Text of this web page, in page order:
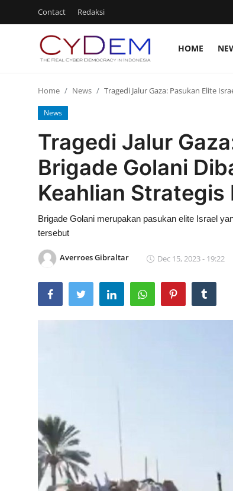
Contact Redaksi
HOME
Login
Register
Contact
Redaksi
Olahraga
Nasional
Home News Tragedi Jalur Gaza: Pasukan Elite
News
Tragedi Jalur
Brigade Golani
Keahlian Strategis
Brigade Golani merupakan pasukan elite Israel
tersebut
Averroes Gibraltar Dec 15, 2023 - 19:22